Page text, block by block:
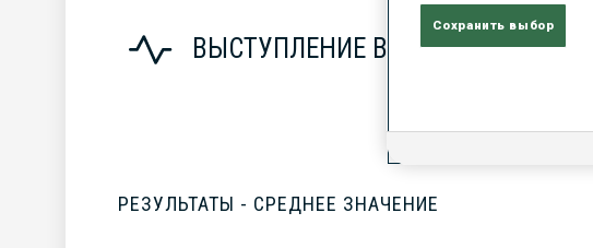
ВЫСТУПЛЕНИЕ В СЕЗОНЕ
РЕЗУЛЬТАТЫ - СРЕДНЕЕ ЗНАЧЕНИЕ
Сохранить выбор